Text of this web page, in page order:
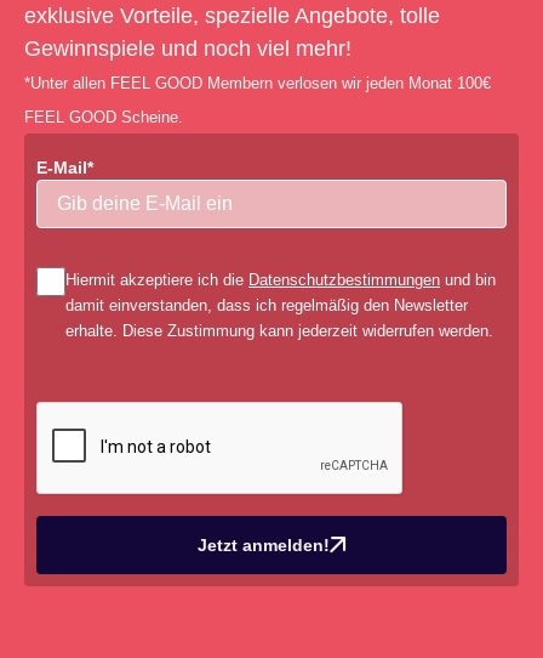
exklusive Vorteile, spezielle Angebote, tolle
Gewinnspiele und noch viel mehr!
*Unter allen FEEL GOOD Membern verlosen wir jeden Monat 100€
FEEL GOOD Scheine.
E-Mail*
Hiermit akzeptiere ich die Datenschutzbestimmungen und bin
damit einverstanden, dass ich regelmäßig den Newsletter
erhalte. Diese Zustimmung kann jederzeit widerrufen werden.
Jetzt anmelden!